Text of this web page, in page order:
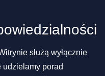
służą wyłącznie
porad